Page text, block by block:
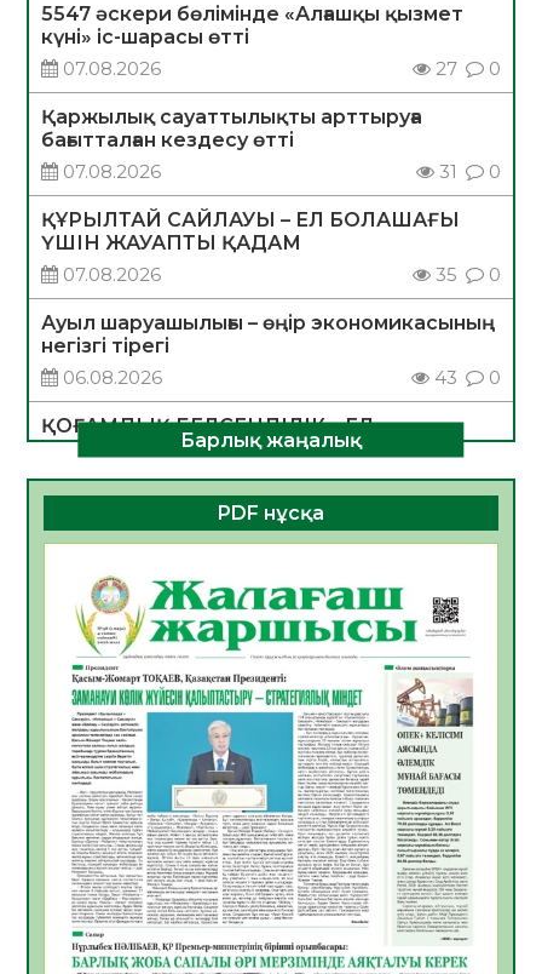
5547 әскери бөлімінде «Алғашқы қызмет
күні» іс-шарасы өтті
07.08.2026
27 0
Қаржылық сауаттылықты арттыруға
бағытталған кездесу өтті
07.08.2026
31 0
ҚҰРЫЛТАЙ САЙЛАУЫ – ЕЛ БОЛАШАҒЫ
ҮШІН ЖАУАПТЫ ҚАДАМ
07.08.2026
35 0
Ауыл шаруашылығы – өңір экономикасының
негізгі тірегі
06.08.2026
43 0
ҚОҒАМДЫҚ БЕЛСЕНДІЛІК – ЕЛ
ДАМУЫНЫҢ НЕГІЗІ
06.08.2026
40 0
ҚҰРЫЛТАЙ САЙЛАУЫ – БОЛАШАҚҚА
БАСТАР ЖАУАПТЫ ТАҢДАУ
06.08.2026
Инфекциялық ауруларға қарсы иммундау
жұмыстарының тиімділігі
06.08.2026
45
Көкжөтел ауруы туралы
06.08.2026
41
АПВ вакцинасы туралы мәлімет
06.08.2026
40
Open Air: Қызылорда облысы полиция
департаменті 20 мыңнан астам
көрерменнің қауіпсіздігін қамтамасыз етті
Барлық жаңалық
PDF нұсқа